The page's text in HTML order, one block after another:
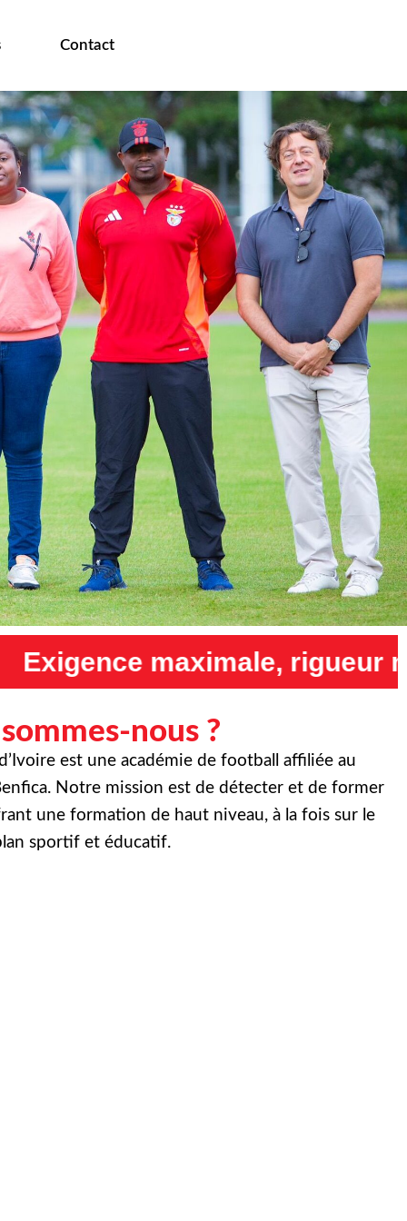
Contact
rigueur maximale et
nous ?
est une académie de football affiliée au
Notre mission est de détecter et de former
une formation de haut niveau, à la fois sur le
sportif et éducatif.